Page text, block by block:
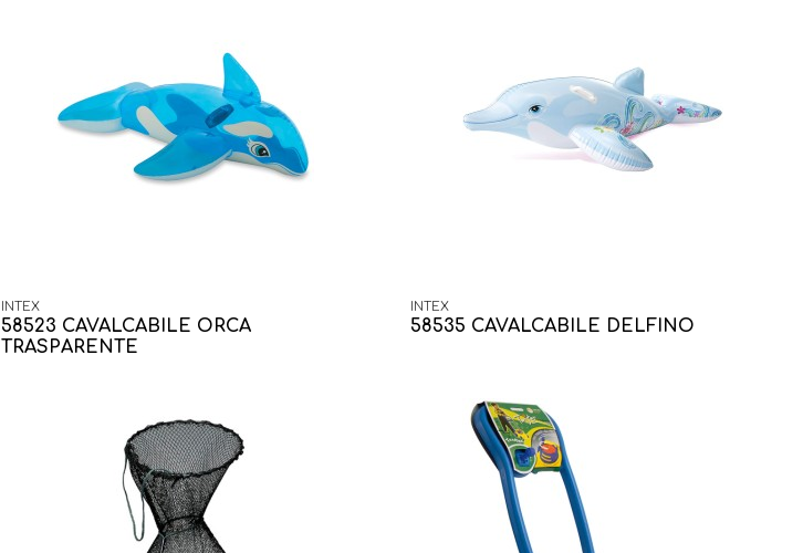
INTEX
58523 CAVALCABILE ORCA
TRASPARENTE
INTEX
58535 CAVALCABILE DELFINO